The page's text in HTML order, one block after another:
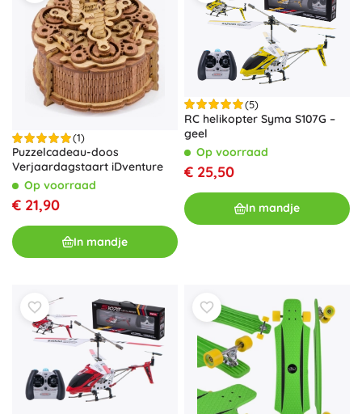
(1)
Puzzelcadeau-doos
Verjaardagstaart iDventure
Op voorraad
€ 21,90
In mandje
(5)
RC helikopter Syma S107G –
geel
Op voorraad
€ 25,50
In mandje